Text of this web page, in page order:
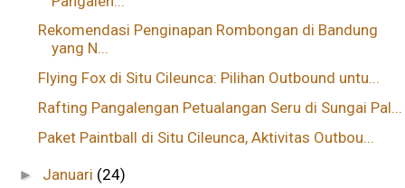
Rekomendasi Penginapan Rombongan di Bandung
yang N...
Flying Fox di Situ Cileunca: Pilihan Outbound untu...
Rafting Pangalengan Petualangan Seru di Sungai Pal...
Paket Paintball di Situ Cileunca, Aktivitas Outbou...
► Januari (24)